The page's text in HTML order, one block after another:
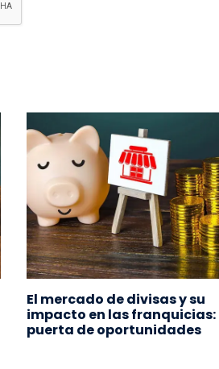
El mercado de divisas y su
impacto en las franquicias:
puerta de oportunidades